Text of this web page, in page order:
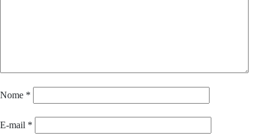
Nome *
E-mail *